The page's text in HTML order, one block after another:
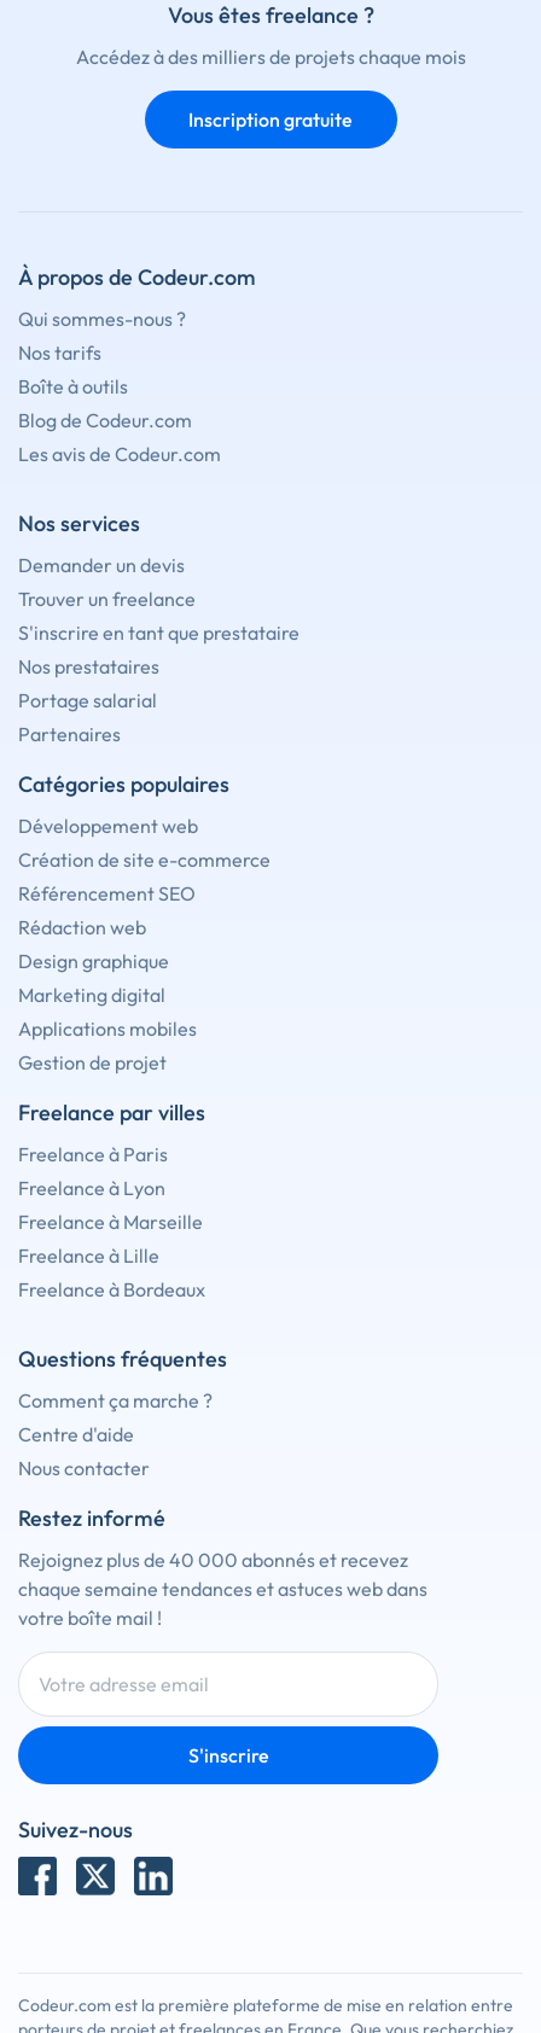
Vous êtes freelance ?
Accédez à des milliers de projets chaque mois
Inscription gratuite
À propos de Codeur.com
Qui sommes-nous ?
Nos tarifs
Boîte à outils
Blog de Codeur.com
Les avis de Codeur.com
Nos services
Demander un devis
Trouver un freelance
S'inscrire en tant que prestataire
Nos prestataires
Portage salarial
Partenaires
Catégories populaires
Développement web
Création de site e-commerce
Référencement SEO
Rédaction web
Design graphique
Marketing digital
Applications mobiles
Gestion de projet
Freelance par villes
Freelance à Paris
Freelance à Lyon
Freelance à Marseille
Freelance à Lille
Freelance à Bordeaux
Questions fréquentes
Comment ça marche ?
Centre d'aide
Nous contacter
Restez informé
Rejoignez plus de 40 000 abonnés et recevez
chaque semaine tendances et astuces web dans
votre boîte mail !
S'inscrire
Suivez-nous
Codeur.com est la première plateforme de mise en relation entre